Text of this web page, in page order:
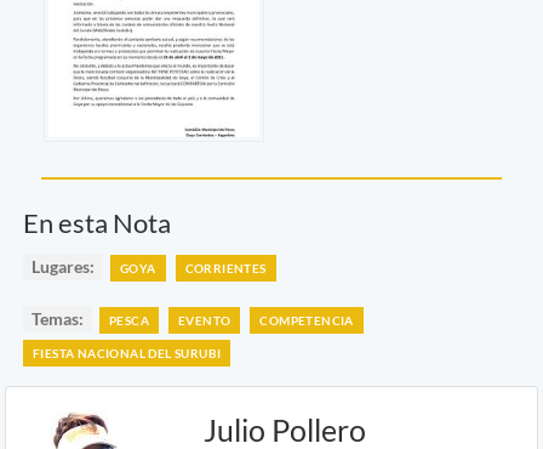
En esta Nota
Lugares: GOYA CORRIENTES
Temas: PESCA EVENTO COMPETENCIA
FIESTA NACIONAL DEL SURUBI
Julio Pollero